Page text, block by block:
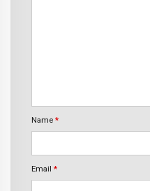
Name *
Email *